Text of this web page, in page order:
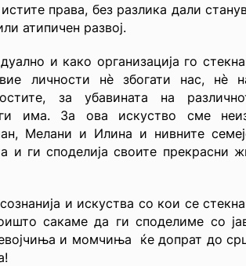
права, без разлика дали
атипичен развој.
и како организација го
личности нѐ збогати нас, нѐ
за убавината на
има. За ова искуство сме
Мелани и Илина и нивните
и ги споделија своите прекрасни
и искуства со кои се
сакаме да ги споделиме со
и момчиња ќе допрат до